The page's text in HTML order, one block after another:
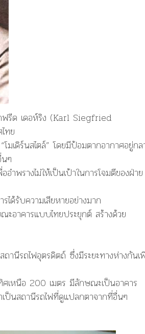
ฟรีด เดอห์ริง (Karl Siegfried
ทย
“โมเดิร์นสไตล์”โดยมีป้อมตากอากาศอยู่กล
ๆ
ออำพรางไม่ให้เป็นเป้าในการโจมตีของฝ่าย
ได้รับความเสียหายอย่างมาก
ะอาคารแบบไทยประยุกต์ สร้างด้วย
นีรถไฟอุตรดิตถ์ ซึ่งมีระยะทางห่างกันเ
เหนือ 200 เมตร มีลักษณะเป็นอาคาร
เป็นสถานีรถไฟที่ดูแปลกตาจากที่อื่นๆ